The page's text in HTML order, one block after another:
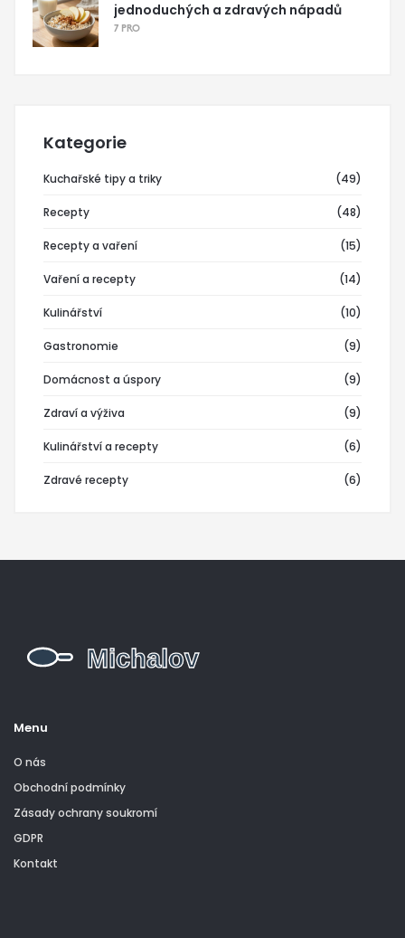
jednoduchých a zdravých nápadů
7 PRO
Kategorie
Kuchařské tipy a triky (49)
Recepty (48)
Recepty a vaření (15)
Vaření a recepty (14)
Kulinářství (10)
Gastronomie (9)
Domácnost a úspory (9)
Zdraví a výživa (9)
Kulinářství a recepty (6)
Zdravé recepty (6)
Menu
O nás
Obchodní podmínky
Zásady ochrany soukromí
GDPR
Kontakt